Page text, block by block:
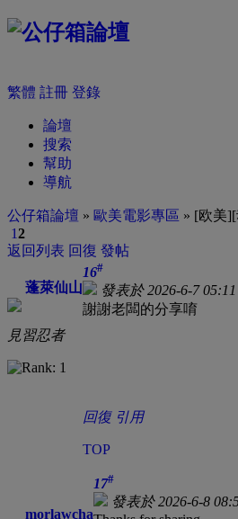
繁體 註冊 登錄
論壇
搜索
幫助
導航
公仔箱論壇 » 歐美電影專區 » [欧美
12
返回列表 回復 發帖
蓬萊仙山
見習忍者
16#
發表於 2026-6-7
謝謝老闆的分享唷
回復 引用
TOP
morlawcha
17#
發表於 2026-6-8